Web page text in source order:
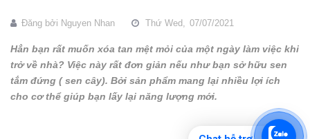
Đăng bởi Nguyen Nhan Thứ Wed, 07/07/2021
Hẳn bạn rất muốn xóa tan mệt mỏi của một ngày làm việc khi
trở về nhà? Việc này rất đơn giản nếu như bạn sở hữu sen
tắm đứng ( sen cây). Bởi sản phẩm mang lại nhiều lợi ích
cho cơ thể giúp bạn lấy lại năng lượng mới.